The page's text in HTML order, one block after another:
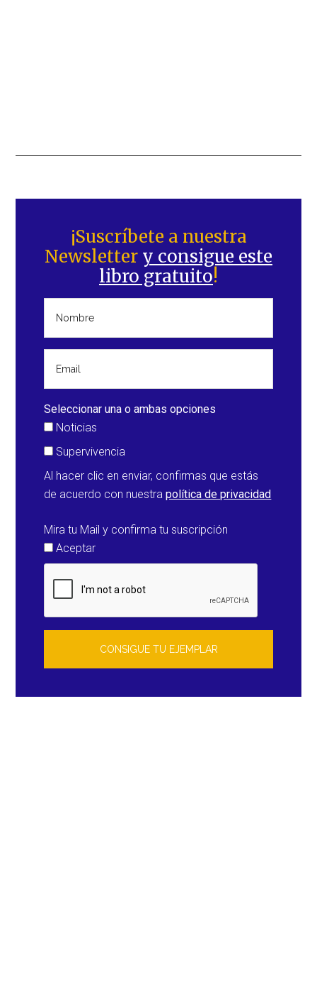
lateral
principal
¡Suscríbete a nuestra
Newsletter y consigue este
libro gratuito!
Seleccionar una o ambas opciones
Noticias
Supervivencia
Al hacer clic en enviar, confirmas que estás
de acuerdo con nuestrapolítica de privacidad
Mira tu Mail y confirma tu suscripción
Aceptar